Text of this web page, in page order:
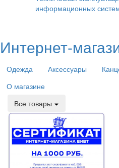
информационных
Интернет-
Одежда Аксессуары
О магазине
Все товары